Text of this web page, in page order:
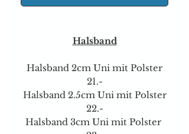
Halsband
Halsband 2cm Uni mit Polster
21.-
Halsband 2.5cm Uni mit Polster
22.-
Halsband 3cm Uni mit Polster